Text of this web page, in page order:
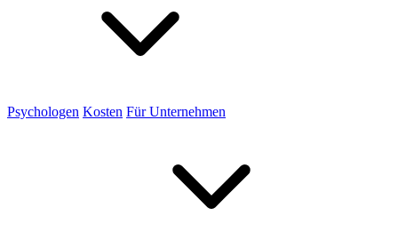
Psychologen Kosten Für Unternehmen